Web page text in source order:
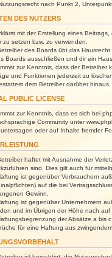
nach Punkt 2,
DES NUTZERS
mit der Erstellung eines
zu setzen bzw. zu verwenden.
des Boards übt das
Boards ausschließen und dir ein
zur Kenntnis, dass der Betreiber
und Funktionen jederzeit zu
dem Betreiber darüber
PUBLIC LICENSE
zur Kenntnis, dass es sich bei
Community unter
oder auf Inhalte fremder
haftet mit Ausnahme der
sind. Dies gilt auch für
ist gegenüber Verbrauchern
auf die bei
Gewinn.
ist gegenüber Unternehmern
und im Übrigen der Höhe nach
der Absätze a bis
für eine Haftung aus